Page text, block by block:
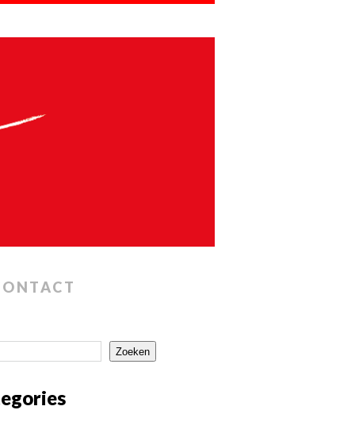
Zoeken